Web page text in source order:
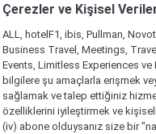
Çerezler ve Kişisel
ALL, hotelF1, ibis, Pullman,
Business Travel, Meetings,
Events, Limitless Experiences
bilgilere şu amaçlarla erişmek
sağlamak ve talep ettiğiniz
özelliklerini iyileştirmek ve
(iv) abone olduysanız size bir